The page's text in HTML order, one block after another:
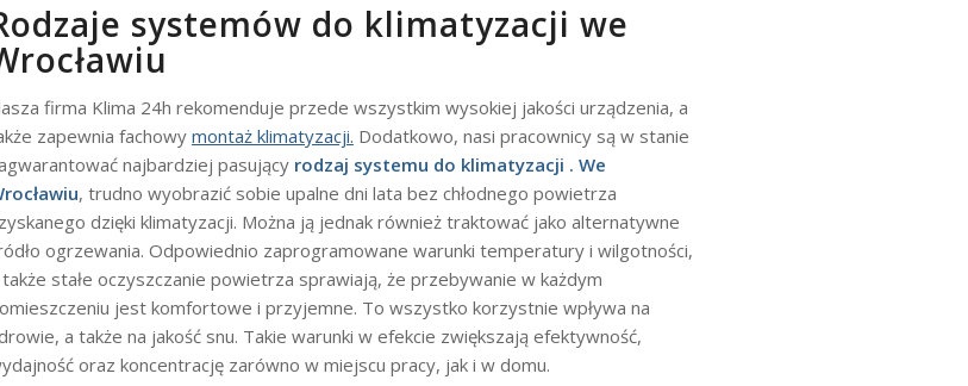
systemów do klimatyzacji we
firma Klima 24h rekomenduje przede wszystkim wysokiej jakości urządzenia, a
zapewnia fachowy montaż klimatyzacji. Dodatkowo, nasi pracownicy są w stanie
najbardziej pasujący rodzaj systemu do klimatyzacji . We
, trudno wyobrazić sobie upalne dni lata bez chłodnego powietrza
dzięki klimatyzacji. Można ją jednak również traktować jako alternatywne
ogrzewania. Odpowiednio zaprogramowane warunki temperatury i wilgotności,
stałe oczyszczanie powietrza sprawiają, że przebywanie w każdym
jest komfortowe i przyjemne. To wszystko korzystnie wpływa na
a także na jakość snu. Takie warunki w efekcie zwiększają efektywność,
oraz koncentrację zarówno w miejscu pracy, jak i w domu.